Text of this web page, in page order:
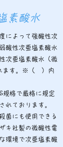
素酸水
によって強酸性次
酸性次亜塩素酸水
次亜塩素酸水（微
ます。※（ ）内
規格で厳格に規定
れております。
菌にも使用できる
キ社製の微酸性電
環境で次亜塩素酸